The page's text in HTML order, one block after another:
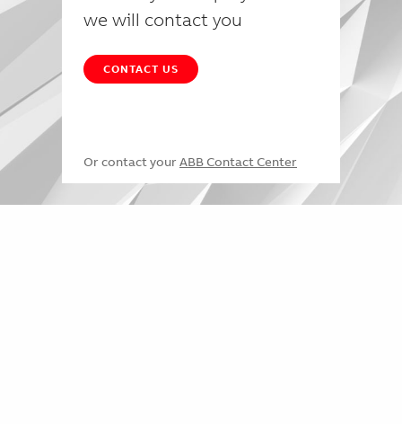
we will contact you
CONTACT US
Or contact your ABB Contact Center